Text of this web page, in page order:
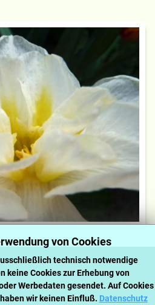
von Cookies
technisch notwendige
keine Cookies zur Erhebung von
Werbedaten gesendet. Auf Cookies
wir keinen Einfluß. Datenschutz